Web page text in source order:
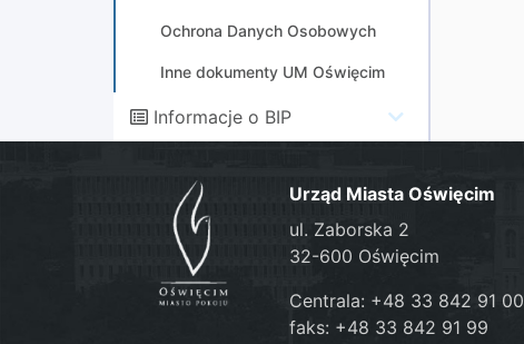
Ochrona Danych Osobowych
Inne dokumenty UM Oświęcim
Informacje o BIP
Urząd Miasta Oświęcim
ul. Zaborska 2
32-600 Oświęcim
Centrala: +48 33 842 91 00
faks: +48 33 842 91 99